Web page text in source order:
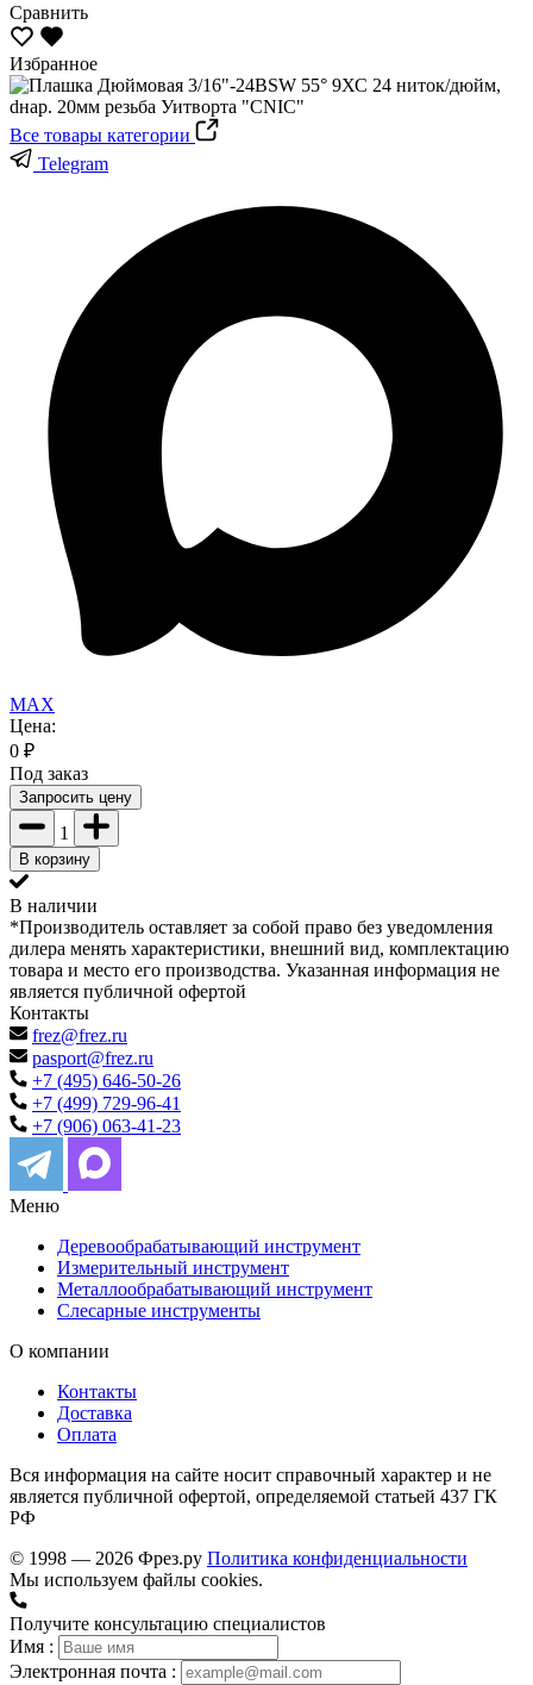
Сравнить
Избранное
Все товары категории
Telegram
MAX
Цена:
0 ₽
Под заказ
Запросить цену
1
В корзину
В наличии
*Производитель оставляет за собой право без уведомления
дилера менять характеристики, внешний вид, комплектацию
товара и место его производства. Указанная информация не
является публичной офертой
Контакты
frez@frez.ru
pasport@frez.ru
+7 (495) 646-50-26
+7 (499) 729-96-41
+7 (906) 063-41-23
Меню
Деревообрабатывающий инструмент
Измерительный инструмент
Металлообрабатывающий инструмент
Слесарные инструменты
О компании
Контакты
Доставка
Оплата
Вся информация на сайте носит справочный характер и не
является публичной офертой, определяемой статьей 437 ГК
РФ
© 1998 — 2026 Фрез.ру Политика конфиденциальности
Мы используем файлы cookies.
Получите консультацию специалистов
Имя :
Электронная почта :